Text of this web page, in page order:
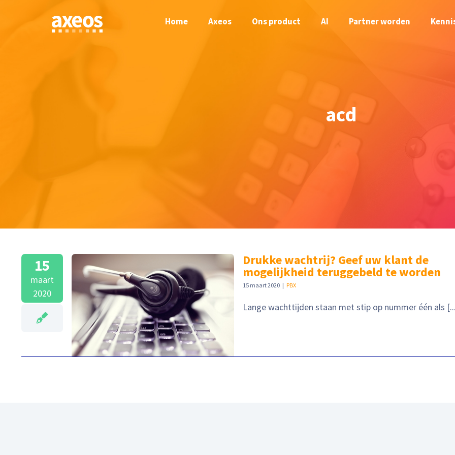
Home Axeos Ons product AI Partner worden
acd
15
maart
2020
Drukke wachtrij? Geef
uw klant de
mogelijkheid
teruggebeld te worden
Drukke wachtrij? Geef uw klant de
mogelijkheid teruggebeld te worden
15 maart 2020 | PBX
Lange wachttijden staan met stip op nummer één als